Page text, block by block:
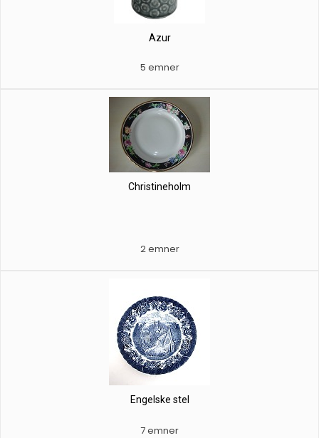
Azur
5 emner
Christineholm
2 emner
Engelske stel
7 emner